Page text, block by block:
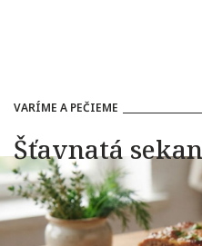
VARÍME A PEČIEME